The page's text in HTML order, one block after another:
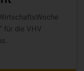
für die VHV